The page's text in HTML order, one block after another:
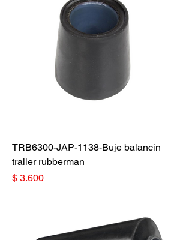
TRB6300-JAP-1138-Buje balancin
trailer rubberman
Precio
$ 3.600